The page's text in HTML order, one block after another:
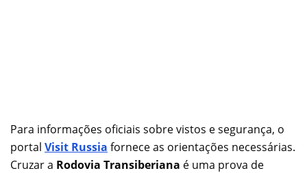
Para informações oficiais sobre vistos e segurança, o
portal Visit Russia fornece as orientações necessárias.
Cruzar a Rodovia Transiberiana é uma prova de